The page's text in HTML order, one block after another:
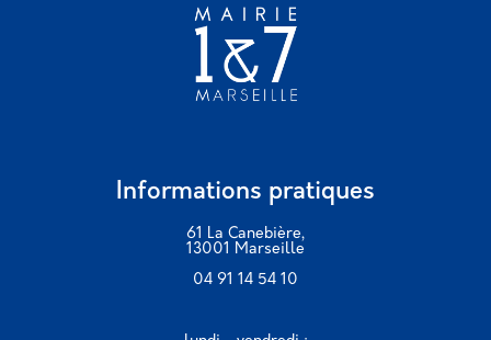
Informations pratiques
61 La Canebière,
13001 Marseille
04 91 14 54 10